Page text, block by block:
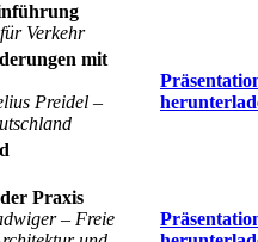
Verkehr
mit
Preidel –
Praxis
– Freie